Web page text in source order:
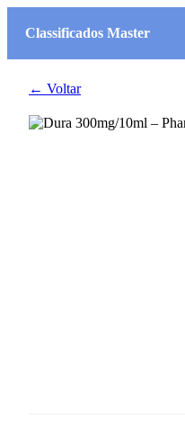
Classificados Master
← Voltar